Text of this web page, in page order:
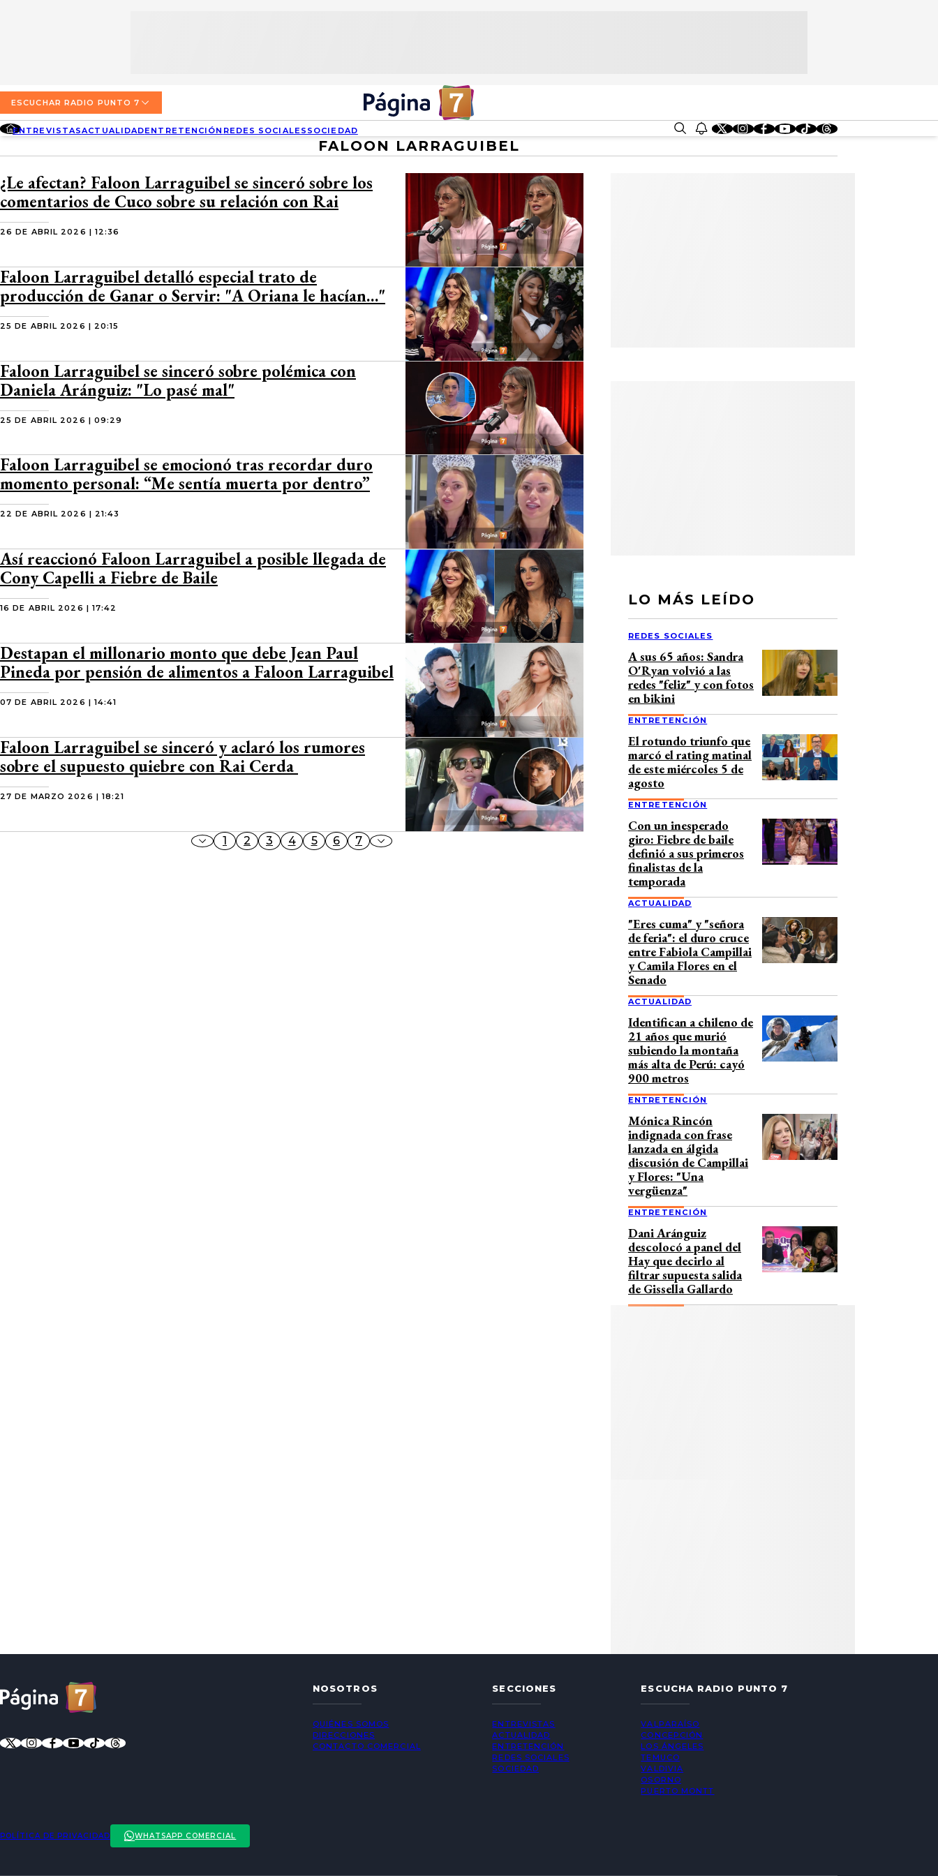
ACTUALIDAD
ENTRETENCIÓN
SOCIEDAD
CONCEPCIÓN
TEMUCO
VALDIVIA
PUERTO MONTT
QUIÉNES SOMOS
DIRECCIONES
CONTACTO COMERCIAL
TARIFAS POLÍTICAS PÁGINA 7
TARIFAS POLÍTICAS RADIO PUNTO 7
POLÍTICA DE PRIVACIDAD
ESCUCHAR RADIO PUNTO 7
ENTREVISTASACTUALIDADENTRETENCIÓN REDES SOCIALES SOCIEDAD
FALOON LARRAGUIBEL
¿Le afectan? Faloon Larraguibel se sinceró sobre los
comentarios de Cuco sobre su relación con Rai
26 DE ABRIL 2026 | 12:36
Faloon Larraguibel detalló especial trato de
producción de Ganar o Servir: "A Oriana le hacían…"
25 DE ABRIL 2026 | 20:15
Faloon Larraguibel se sinceró sobre polémica con
Daniela Aránguiz: "Lo pasé mal"
25 DE ABRIL 2026 | 09:29
Faloon Larraguibel se emocionó tras recordar duro
momento personal: “Me sentía muerta por dentro”
22 DE ABRIL 2026 | 21:43
Así reaccionó Faloon Larraguibel a posible llegada de
Cony Capelli a Fiebre de Baile
16 DE ABRIL 2026 | 17:42
Destapan el millonario monto que debe Jean Paul
Pineda por pensión de alimentos a Faloon Larraguibel
07 DE ABRIL 2026 | 14:41
Faloon Larraguibel se sinceró y aclaró los rumores
sobre el supuesto quiebre con Rai Cerda
27 DE MARZO 2026 | 18:21
1 2 3 4 5 6 7
LO MÁS LEÍDO
REDES SOCIALES
A sus 65 años: Sandra
O'Ryan volvió a las
redes "feliz" y con fotos
en bikini
ENTRETENCIÓN
El rotundo triunfo que
marcó el rating matinal
de este miércoles 5 de
agosto
ENTRETENCIÓN
Con un inesperado
giro: Fiebre de baile
definió a sus primeros
finalistas de la
temporada
ACTUALIDAD
"Eres cuma" y "señora
de feria": el duro cruce
entre Fabiola Campillai
y Camila Flores en el
Senado
ACTUALIDAD
Identifican a chileno de
21 años que murió
subiendo la montaña
más alta de Perú: cayó
900 metros
ENTRETENCIÓN
Mónica Rincón
indignada con frase
lanzada en álgida
discusión de Campillai
y Flores: "Una
vergüenza"
ENTRETENCIÓN
Dani Aránguiz
descolocó a panel del
Hay que decirlo al
filtrar supuesta salida
de Gissella Gallardo
NOSOTROS
QUIÉNES SOMOS
DIRECCIONES
CONTACTO COMERCIAL
SECCIONES
ENTREVISTAS
ACTUALIDAD
ENTRETENCIÓN
REDES SOCIALES
SOCIEDAD
ESCUCHA RADIO PUNTO 7
VALPARAÍSO
CONCEPCIÓN
LOS ÁNGELES
TEMUCO
VALDIVIA
OSORNO
PUERTO MONTT
POLÍTICA DE PRIVACIDAD WHATSAPP COMERCIAL